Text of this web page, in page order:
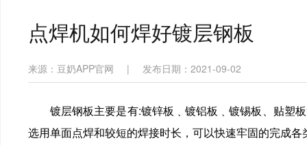
点焊机如何焊好镀层钢板
来源：豆奶APP官网 | 发布日期：2021-09-02
镀层钢板主要是有:镀锌板﹑镀铝板﹑镀锡板、贴塑板
选用单面点焊和较短的焊接时长，可以快速牢固的完成各类